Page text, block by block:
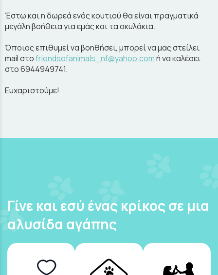
Έστω και η δωρεά ενός κουτιού θα είναι πραγματικά
μεγάλη βοήθεια για εμάς και τα σκυλάκια.
Όποιος επιθυμεί να βοηθήσει, μπορεί να μας στείλει
mail στοfriendsofanimals_nf@yahoo.comή να καλέσει
στο 6944949741.
Ευχαριστούμε!
Γίνε και εσύ ένας κρίκος σε μια
αλυσίδα αγάπης